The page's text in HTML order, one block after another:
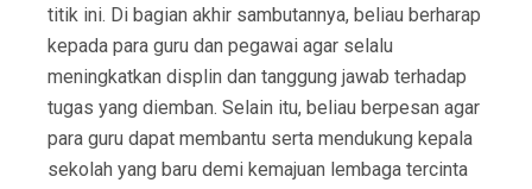
titik ini. Di bagian akhir sambutannya, beliau berharap
kepada para guru dan pegawai agar selalu
meningkatkan displin dan tanggung jawab terhadap
tugas yang diemban. Selain itu, beliau berpesan agar
para guru dapat membantu serta mendukung kepala
sekolah yang baru demi kemajuan lembaga tercinta